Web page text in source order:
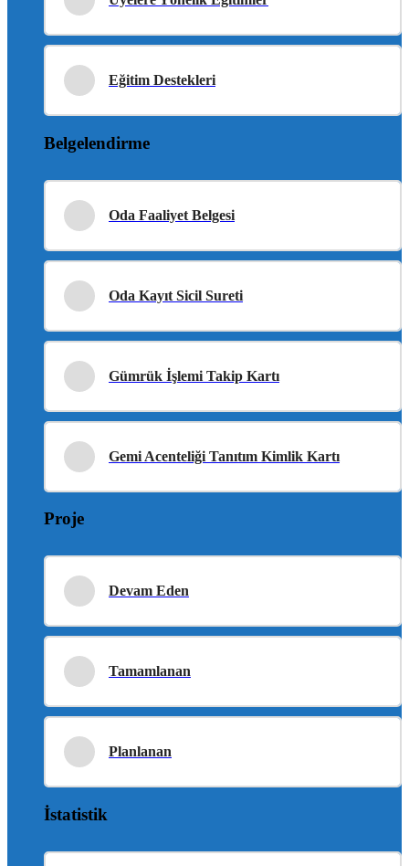
Eğitim Destekleri
Belgelendirme
Oda Faaliyet Belgesi
Oda Kayıt Sicil Sureti
Gümrük İşlemi Takip Kartı
Gemi Acenteliği Tanıtım Kimlik Kartı
Proje
Devam Eden
Tamamlanan
Planlanan
İstatistik